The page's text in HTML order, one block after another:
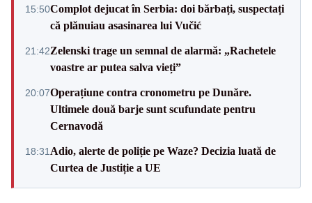
15:50Complot dejucat în Serbia: doi bărbați, suspectați
că plănuiau asasinarea lui Vučić
21:42Zelenski trage un semnal de alarmă: „Rachetele
voastre ar putea salva vieți”
20:07Operațiune contra cronometru pe Dunăre.
Ultimele două barje sunt scufundate pentru
Cernavodă
18:31 Adio, alerte de poliție pe Waze? Decizia luată de
Curtea de Justiție a UE